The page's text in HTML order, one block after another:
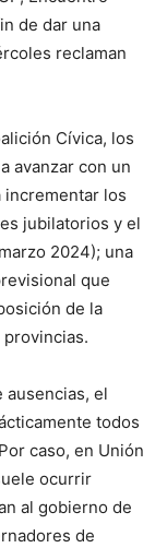
de dar una
reclaman
Cívica, los
avanzar con un
incrementar los
jubilatorios y el
2024); una
que
de la
ausencias, el
todos
caso, en Unión
ocurrir
al gobierno de
de